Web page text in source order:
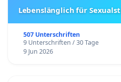
Lebenslänglich für
507 Unterschriften
9 Unterschriften / 30 Tage
9 Jun 2026